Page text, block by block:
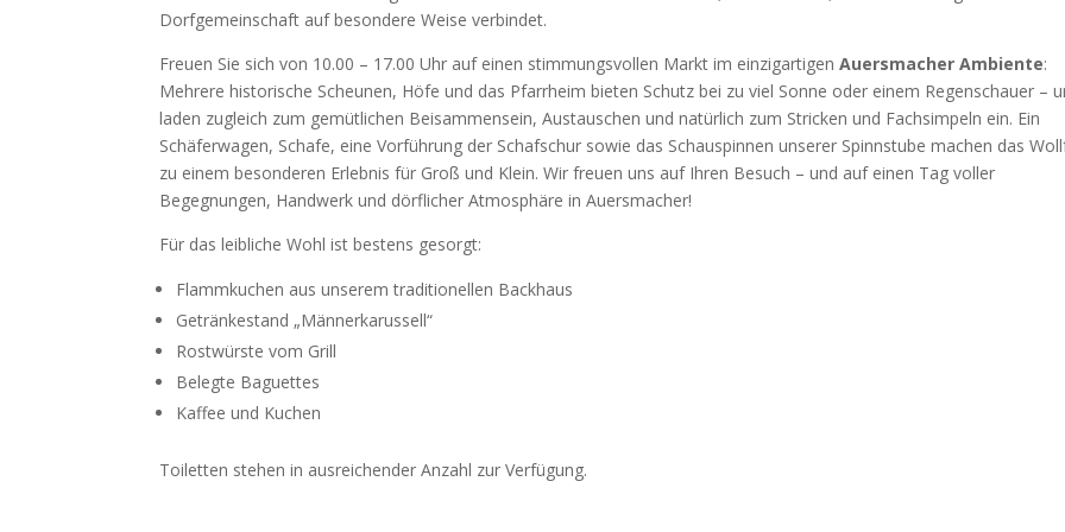
Dorfgemeinschaft auf besondere Weise verbindet.
Freuen Sie sich von 10.00 – 17.00 Uhr auf einen stimmungsvollen Markt im einzigartigenAuersmacher Ambiente:
Mehrere historische Scheunen, Höfe und das Pfarrheim bieten Schutz bei zu viel Sonne oder einem Regenschauer –
laden zugleich zum gemütlichen Beisammensein, Austauschen und natürlich zum Stricken und Fachsimpeln ein. Ein
Schäferwagen, Schafe, eine Vorführung der Schafschur sowie das Schauspinnen unserer Spinnstube machen das
zu einem besonderen Erlebnis für Groß und Klein. Wir freuen uns auf Ihren Besuch – und auf einen Tag voller
Begegnungen, Handwerk und dörflicher Atmosphäre in Auersmacher!
Für das leibliche Wohl ist bestens gesorgt:
Flammkuchen aus unserem traditionellen Backhaus
Getränkestand „Männerkarussell“
Rostwürste vom Grill
Belegte Baguettes
Kaffee und Kuchen
Toiletten stehen in ausreichender Anzahl zur Verfügung.